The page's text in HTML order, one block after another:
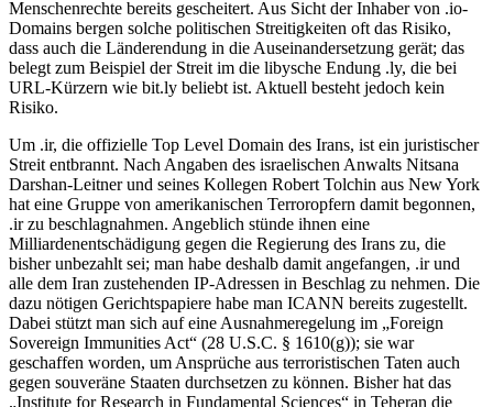
Menschenrechte bereits gescheitert. Aus Sicht der Inhaber von .io-
Domains bergen solche politischen Streitigkeiten oft das Risiko,
dass auch die Länderendung in die Auseinandersetzung gerät; das
belegt zum Beispiel der Streit im die libysche Endung .ly, die bei
URL-Kürzern wie bit.ly beliebt ist. Aktuell besteht jedoch kein
Risiko.
Um .ir, die offizielle Top Level Domain des Irans, ist ein juristischer
Streit entbrannt. Nach Angaben des israelischen Anwalts Nitsana
Darshan-Leitner und seines Kollegen Robert Tolchin aus New York
hat eine Gruppe von amerikanischen Terroropfern damit begonnen,
.ir zu beschlagnahmen. Angeblich stünde ihnen eine
Milliardenentschädigung gegen die Regierung des Irans zu, die
bisher unbezahlt sei; man habe deshalb damit angefangen, .ir und
alle dem Iran zustehenden IP-Adressen in Beschlag zu nehmen. Die
dazu nötigen Gerichtspapiere habe man ICANN bereits zugestellt.
Dabei stützt man sich auf eine Ausnahmeregelung im „Foreign
Sovereign Immunities Act“ (28 U.S.C. § 1610(g)); sie war
geschaffen worden, um Ansprüche aus terroristischen Taten auch
gegen souveräne Staaten durchsetzen zu können. Bisher hat das
„Institute for Research in Fundamental Sciences“ in Teheran die